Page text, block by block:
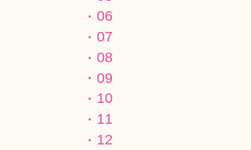
06
07
08
09
10
11
12